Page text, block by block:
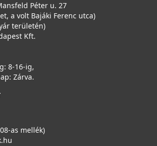
Péter u. 27
a volt Bajáki Ferenc utca)
területén)
Kft.
8-16-ig,
Zárva.
as mellék)